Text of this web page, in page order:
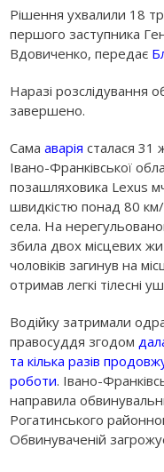
Рішення ухвалили 18
першого заступника
Вдовиченко, передає
Наразі розслідування
завершено.
Самааваріясталася 31
Івано-Франківської
позашляховика Lexus
швидкістю понад 80 км/
села. На
збила двох місцевих
чоловіків загинув на
отримав легкі тілесні
Водійку затримали
правосуддя згодом
та кілька разів
роботи. Івано-
направила
Рогатинського
Обвинуваченій